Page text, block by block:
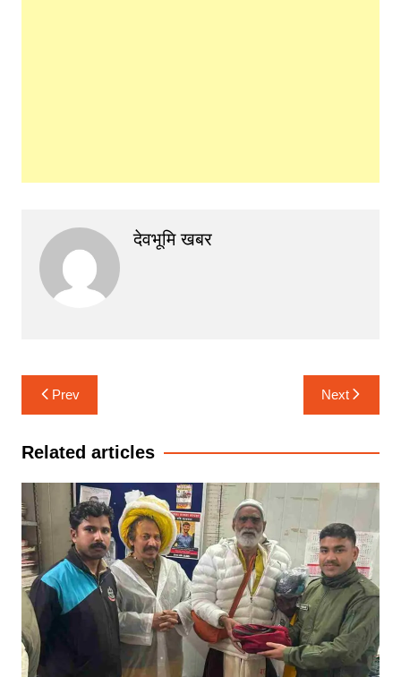
देवभूमि खबर
Post
navigation
Prev Next
Related articles